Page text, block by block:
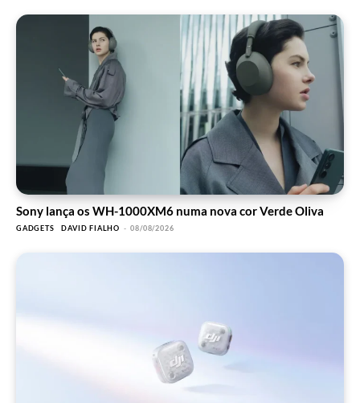
Sony lança os WH-1000XM6 numa nova cor Verde Oliva
GADGETS DAVID FIALHO - 08/08/2026